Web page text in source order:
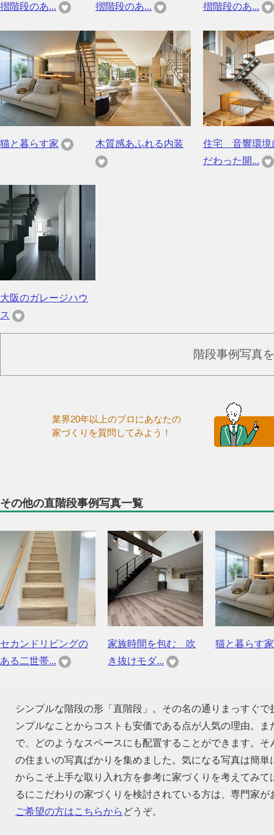
摺階段のあ...
摺階段のあ...
摺階段のあ...
猫と暮らす家 木質感あふれる内装
住宅 音響環境
だわった開...
大阪のガレージハウ
ス
階段事例写真
業界20年以上のプロにあなたの
家づくりを質問してみよう！
その他の直階段事例写真一覧
セカンドリビングの
ある二世帯...
家族時間を包む 吹
き抜けモダ...
猫と暮らす家
シンプルな階段の形「直階段」。その名の通りまっすぐ
ンプルなことからコストも安価である点が人気の理由。
で、どのようなスペースにも配置することができます。
の住まいの写真ばかりを集めました。気になる写真は簡
からこそ上手な取り入れ方を参考に家づくりを考えてみ
るにこだわりの家づくりを検討されている方は、専門家
ご希望の方はこちらから どうぞ。